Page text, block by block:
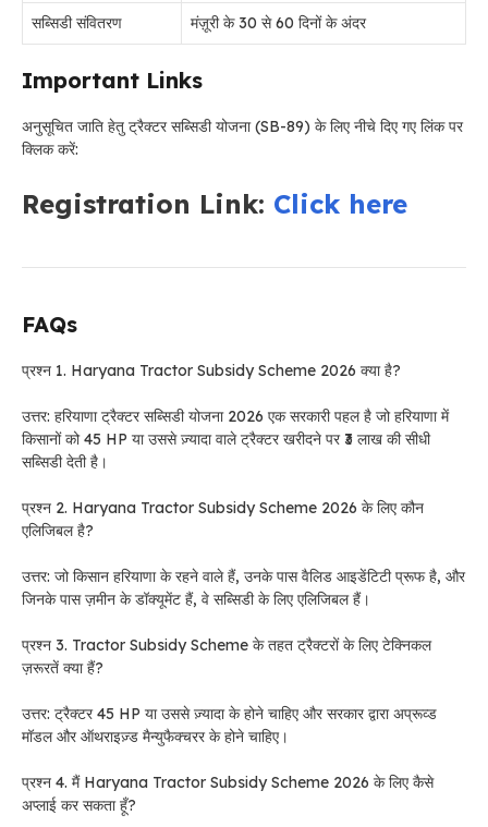
सब्सिडी संवितरण मंज़ूरी के 30 से 60 दिनों के अंदर
Important Links
अनुसूचित जाति हेतु ट्रैक्टर सब्सिडी योजना (SB-89) के लिए नीचे दिए गए लिंक पर
क्लिक करें:
Registration Link: Click here
FAQs
प्रश्न 1. Haryana Tractor Subsidy Scheme 2026 क्या है?
उत्तर: हरियाणा ट्रैक्टर सब्सिडी योजना 2026 एक सरकारी पहल है जो हरियाणा में
किसानों को 45 HP या उससे ज़्यादा वाले ट्रैक्टर खरीदने पर ₹3 लाख की सीधी
सब्सिडी देती है।
प्रश्न 2. Haryana Tractor Subsidy Scheme 2026 के लिए कौन
एलिजिबल है?
उत्तर: जो किसान हरियाणा के रहने वाले हैं, उनके पास वैलिड आइडेंटिटी प्रूफ है, और
जिनके पास ज़मीन के डॉक्यूमेंट हैं, वे सब्सिडी के लिए एलिजिबल हैं।
प्रश्न 3. Tractor Subsidy Scheme के तहत ट्रैक्टरों के लिए टेक्निकल
ज़रूरतें क्या हैं?
उत्तर: ट्रैक्टर 45 HP या उससे ज़्यादा के होने चाहिए और सरकार द्वारा अप्रूव्ड
मॉडल और ऑथराइज़्ड मैन्युफैक्चरर के होने चाहिए।
प्रश्न 4. मैं Haryana Tractor Subsidy Scheme 2026 के लिए कैसे
अप्लाई कर सकता हूँ?